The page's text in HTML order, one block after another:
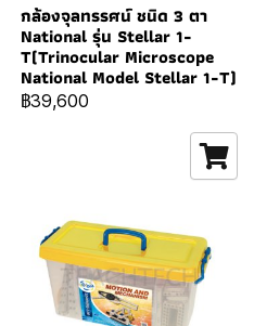
กล้องจุลทรรศน์ ชนิด 3 ตา
National รุ่น Stellar 1-
T(Trinocular Microscope
National Model Stellar 1-T)
฿39,600